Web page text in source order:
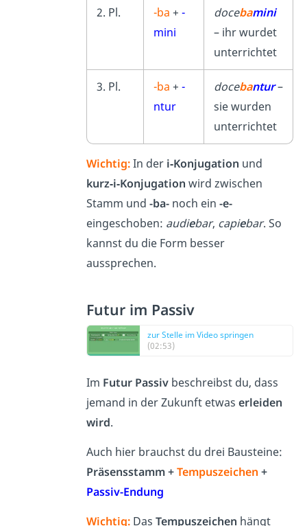
2. Pl. -ba + -
mini
docebamini
– ihr wurdet
unterrichtet
3. Pl. -ba + -
ntur
docebantur–
sie wurden
unterrichtet
Wichtig:In der i‑Konjugation und
kurz‑i‑Konjugation wird zwischen
Stamm und -ba-noch ein -e-
eingeschoben: audiebar, capiebar. So
kannst du die Form besser
aussprechen.
Futur im Passiv
zur Stelle im Video springen
(02:53)
Im Futur Passivbeschreibst du, dass
jemand in der Zukunft etwas erleiden
wird.
Auch hier brauchst du drei Bausteine:
Präsensstamm +Tempuszeichen +
Passiv-Endung
Wichtig:Das Tempuszeichen hängt